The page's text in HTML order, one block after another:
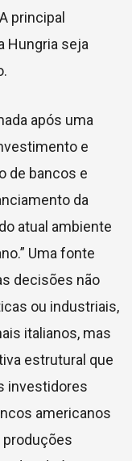
principal
Hungria seja
após uma
e
de bancos e
da
atual ambiente
Uma fonte
decisões não
ou industriais,
italianos, mas
estrutural que
investidores
americanos
produções